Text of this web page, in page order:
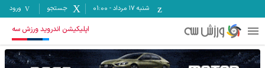
شنبه ۱۷ مرداد -
01:00 جستجو ورود
اپلیکیشن اندروید ورزش سه